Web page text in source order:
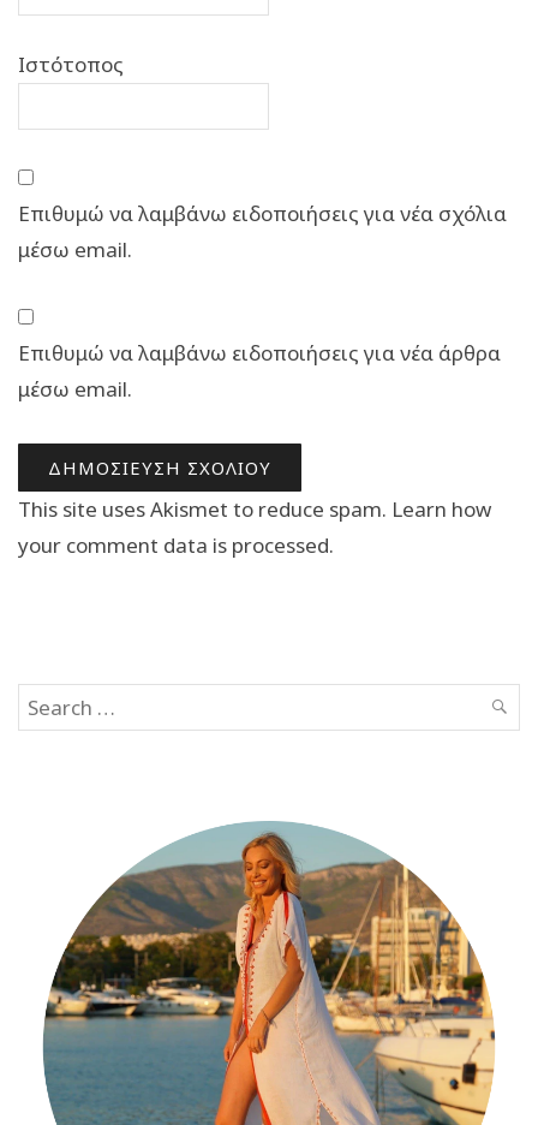
Ιστότοπος
Επιθυμώ να λαμβάνω ειδοποιήσεις για νέα σχόλια
μέσω email.
Επιθυμώ να λαμβάνω ειδοποιήσεις για νέα άρθρα
μέσω email.
This site uses Akismet to reduce spam. Learn how
your comment data is processed.
Search
for: